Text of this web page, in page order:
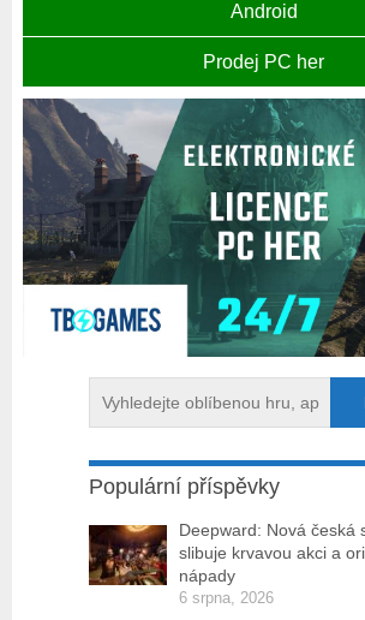
Android
Prodej PC her
Populární příspěvky
Deepward: Nová česká
slibuje krvavou akci a
nápady
6 srpna, 2026